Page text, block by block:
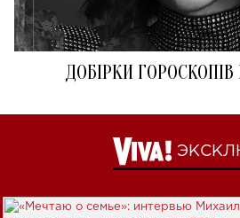
ДОБІРКИ ГОРОСКОПІВ